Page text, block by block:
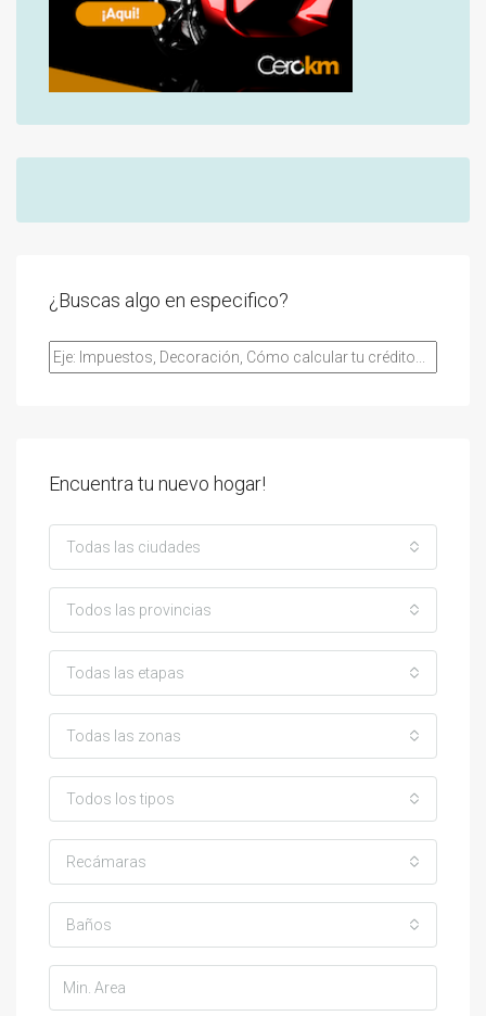
¿Buscas algo en especifico?
Encuentra tu nuevo hogar!
Todas las ciudades
Todos las provincias
Todas las etapas
Todas las zonas
Todos los tipos
Recámaras
Baños